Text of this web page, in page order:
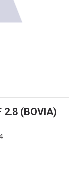
2.8 (BOVIA)